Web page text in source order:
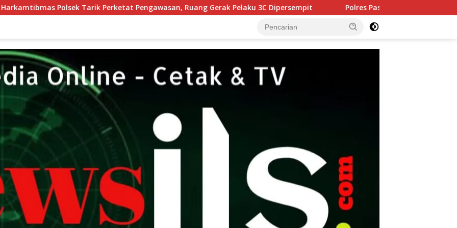
Pengawasan, Ruang Gerak Pelaku 3C Dipersempit Polres Pasuruan Tegaskan Penanganan Kasus Laka